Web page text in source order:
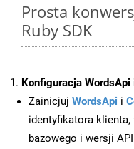
Prosta
Ruby SDK
Konfiguracja WordsApi
Zainicjuj WordsApi i
identyfikatora klienta,
bazowego i wersji API